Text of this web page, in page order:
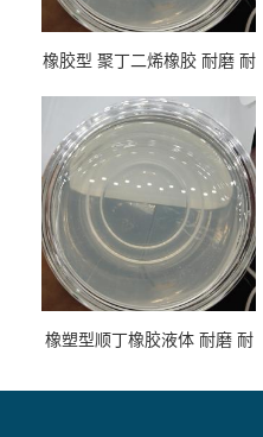
橡胶型 聚丁二烯橡胶 耐磨 耐
性
橡塑型顺丁橡胶液体 耐磨 耐